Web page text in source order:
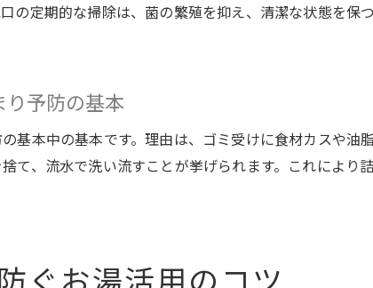
簡単な掃除習慣がキッチン詰ま
ヘドロ防止には水回りメンテナ
悪臭の原因を断つシンク詰まり
の定期的な掃除は、菌の繁殖を抑え、清潔な状態を保
予防の基本
基本中の基本です。理由は、ゴミ受けに食材カスや
て、流水で洗い流すことが挙げられます。これによ